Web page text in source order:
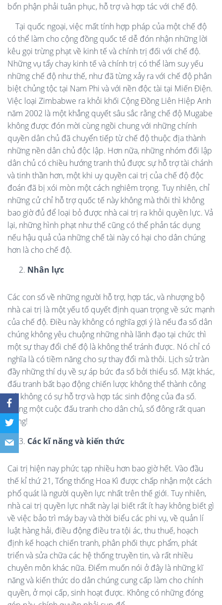
bổn phận phải tuân phục, hỗ trợ và hợp tác với chế độ.
Tại quốc ngoại, việc mất tính hợp pháp của một chế độ
có thể làm cho cộng đồng quốc tế dễ đón nhận những lời
kêu gọi trừng phạt về kinh tế và chính trị đối với chế độ.
Những vụ tẩy chay kinh tế và chính trị có thể làm suy yếu
những chế độ như thế, như đã từng xảy ra với chế độ phân
biệt chủng tộc tại Nam Phi và với nền độc tài tại Miến Điện.
Việc loại Zimbabwe ra khỏi khối Cộng Đồng Liên Hiệp Anh
năm 2002 là một khẳng quyết sâu sắc rằng chế độ Mugabe
không được đón mời cùng ngồi chung với những chính
quyền dân chủ đã chuyển tiếp từ chế độ thuộc địa thành
những nền dân chủ độc lập. Hơn nữa, những nhóm đối lập
dân chủ có chiều hướng tranh thủ được sự hỗ trợ tài chánh
và tinh thần hơn, một khi uy quyền cai trị của chế độ độc
đoán đã bị xói mòn một cách nghiêm trọng. Tuy nhiên, chỉ
những cử chỉ hỗ trợ quốc tế này không mà thôi thì không
bao giờ đủ để loại bỏ được nhà cai trị ra khỏi quyền lực. Vả
lại, những hình phạt như thế cũng có thể phản tác dụng
nếu hậu quả của những chế tài này có hại cho dân chúng
hơn là cho chế độ.
Nhân lực
Các con số về những người hỗ trợ, hợp tác, và nhượng bộ
nhà cai trị là một yếu tố quyết định quan trọng về sức mạnh
của chế độ. Điều này không có nghĩa gợi ý là nếu đa số dân
chúng không yêu chuộng những nhà lãnh đạo tại chức thì
một sự thay đổi chế độ là không thể tránh được. Nó chỉ có
nghĩa là có tiềm năng cho sự thay đổi mà thôi. Lịch sử tràn
đầy những thí dụ về sự áp bức đa số bởi thiểu số. Mặt khác,
đấu tranh bất bạo động chiến lược không thể thành công
mà không có sự hỗ trợ và hợp tác sinh động của đa số.
Trong một cuộc đấu tranh cho dân chủ, số đông rất quan
trọng!
Các kĩnăng và kiến thức
Cai trị hiện nay phức tạp nhiều hơn bao giờ hết. Vào đầu
thế kỉ thứ 21, Tổng thống Hoa Kì được chấp nhận một cách
phổ quát là người quyền lực nhất trên thế giới. Tuy nhiên,
nhà cai trị quyền lực nhất này lại biết rất ít hay không biết gì
về việc bảo trì máy bay và thời biểu các phi vụ, về quản lí
luật hàng hải, điều động điều tra tội ác, thu thuế, hoạch
định kế hoạch chiến tranh, phân phối thực phẩm, phát
triển và sửa chữa các hệ thống truyền tin, và rất nhiều
chuyên môn khác nữa. Điểm muốn nói ở đây là những kĩ
năng và kiến thức do dân chúng cung cấp làm cho chính
quyền, ở mọi cấp, sinh hoạt được. Không có những đóng